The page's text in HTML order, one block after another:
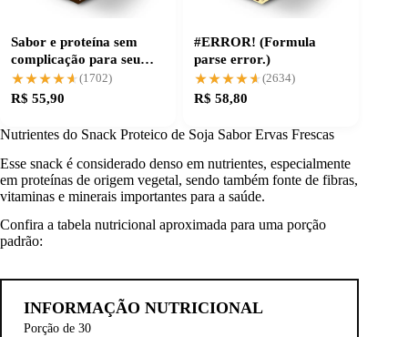
Sabor e proteína sem
complicação para seu
treino
★★★★★
★★★★★ (1702)
R$ 55,90
#ERROR! (Formula
parse error.)
★★★★★
★★★★★(2634)
R$ 58,80
Nutrientes do Snack Proteico de Soja Sabor Ervas Frescas
Esse snack é considerado denso em nutrientes, especialmente
em proteínas de origem vegetal, sendo também fonte de fibras,
vitaminas e minerais importantes para a saúde.
Confira a tabela nutricional aproximada para uma porção
padrão:
INFORMAÇÃO NUTRICIONAL
Porção de 30